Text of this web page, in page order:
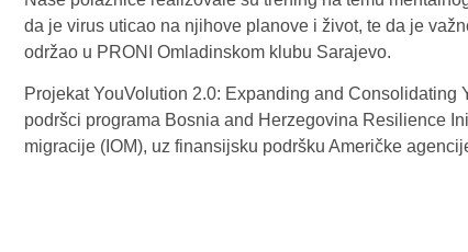
da je virus uticao na njihove planove i život, te da je
održao u PRONI Omladinskom klubu Sarajevo.
Projekat YouVolution 2.0: Expanding and
podršci programa Bosnia and Herzegovina Resilience
migracije (IOM), uz finansijsku podršku Američke